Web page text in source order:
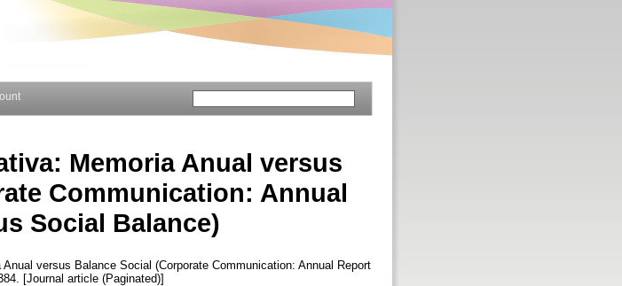
Memoria Anual versus
Communication: Annual
Social Balance)
versus Balance Social (Corporate Communication: Annual Report
[Journal article (Paginated)]